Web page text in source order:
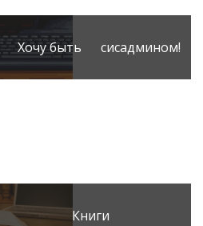
Хочу быть сисадмином!
Книги